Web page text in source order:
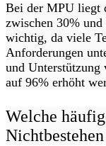
Bei der MPU liegt
zwischen 30%
wichtig, da viele
Anforderungen
und
auf 96% erhöht
Welche